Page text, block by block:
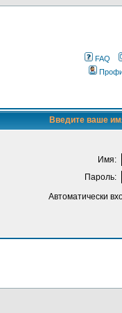
FAQ
Введите ваше
Имя:
Пароль:
Автоматически